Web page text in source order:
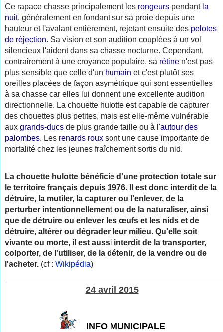
Ce rapace chasse principalement les rongeurs pendant la
nuit, généralement en fondant sur sa proie depuis une
hauteur et l'avalant entièrement, rejetant ensuite des pelotes
de réjection. Sa vision et son audition couplées à un vol
silencieux l'aident dans sa chasse nocturne. Cependant,
contrairement à une croyance populaire, sa rétine n'est pas
plus sensible que celle d'un humain et c'est plutôt ses
oreilles placées de façon asymétrique qui sont essentielles
à sa chasse car elles lui donnent une excellente audition
directionnelle. La chouette hulotte est capable de capturer
des chouettes plus petites, mais est elle-même vulnérable
aux grands-ducs de plus grande taille ou à l'autour des
palombes. Les renards roux sont une cause importante de
mortalité chez les jeunes fraîchement sortis du nid.
La chouette hulotte bénéficie d'une protection totale sur
le territoire français depuis 1976. Il est donc interdit de la
détruire, la mutiler, la capturer ou l'enlever, de la
perturber intentionnellement ou de la naturaliser, ainsi
que de détruire ou enlever les œufs et les nids et de
détruire, altérer ou dégrader leur milieu. Qu'elle soit
vivante ou morte, il est aussi interdit de la transporter,
colporter, de l'utiliser, de la détenir, de la vendre ou de
l'acheter. (cf : Wikipédia)
24 avril 2015
INFO MUNICIPALE